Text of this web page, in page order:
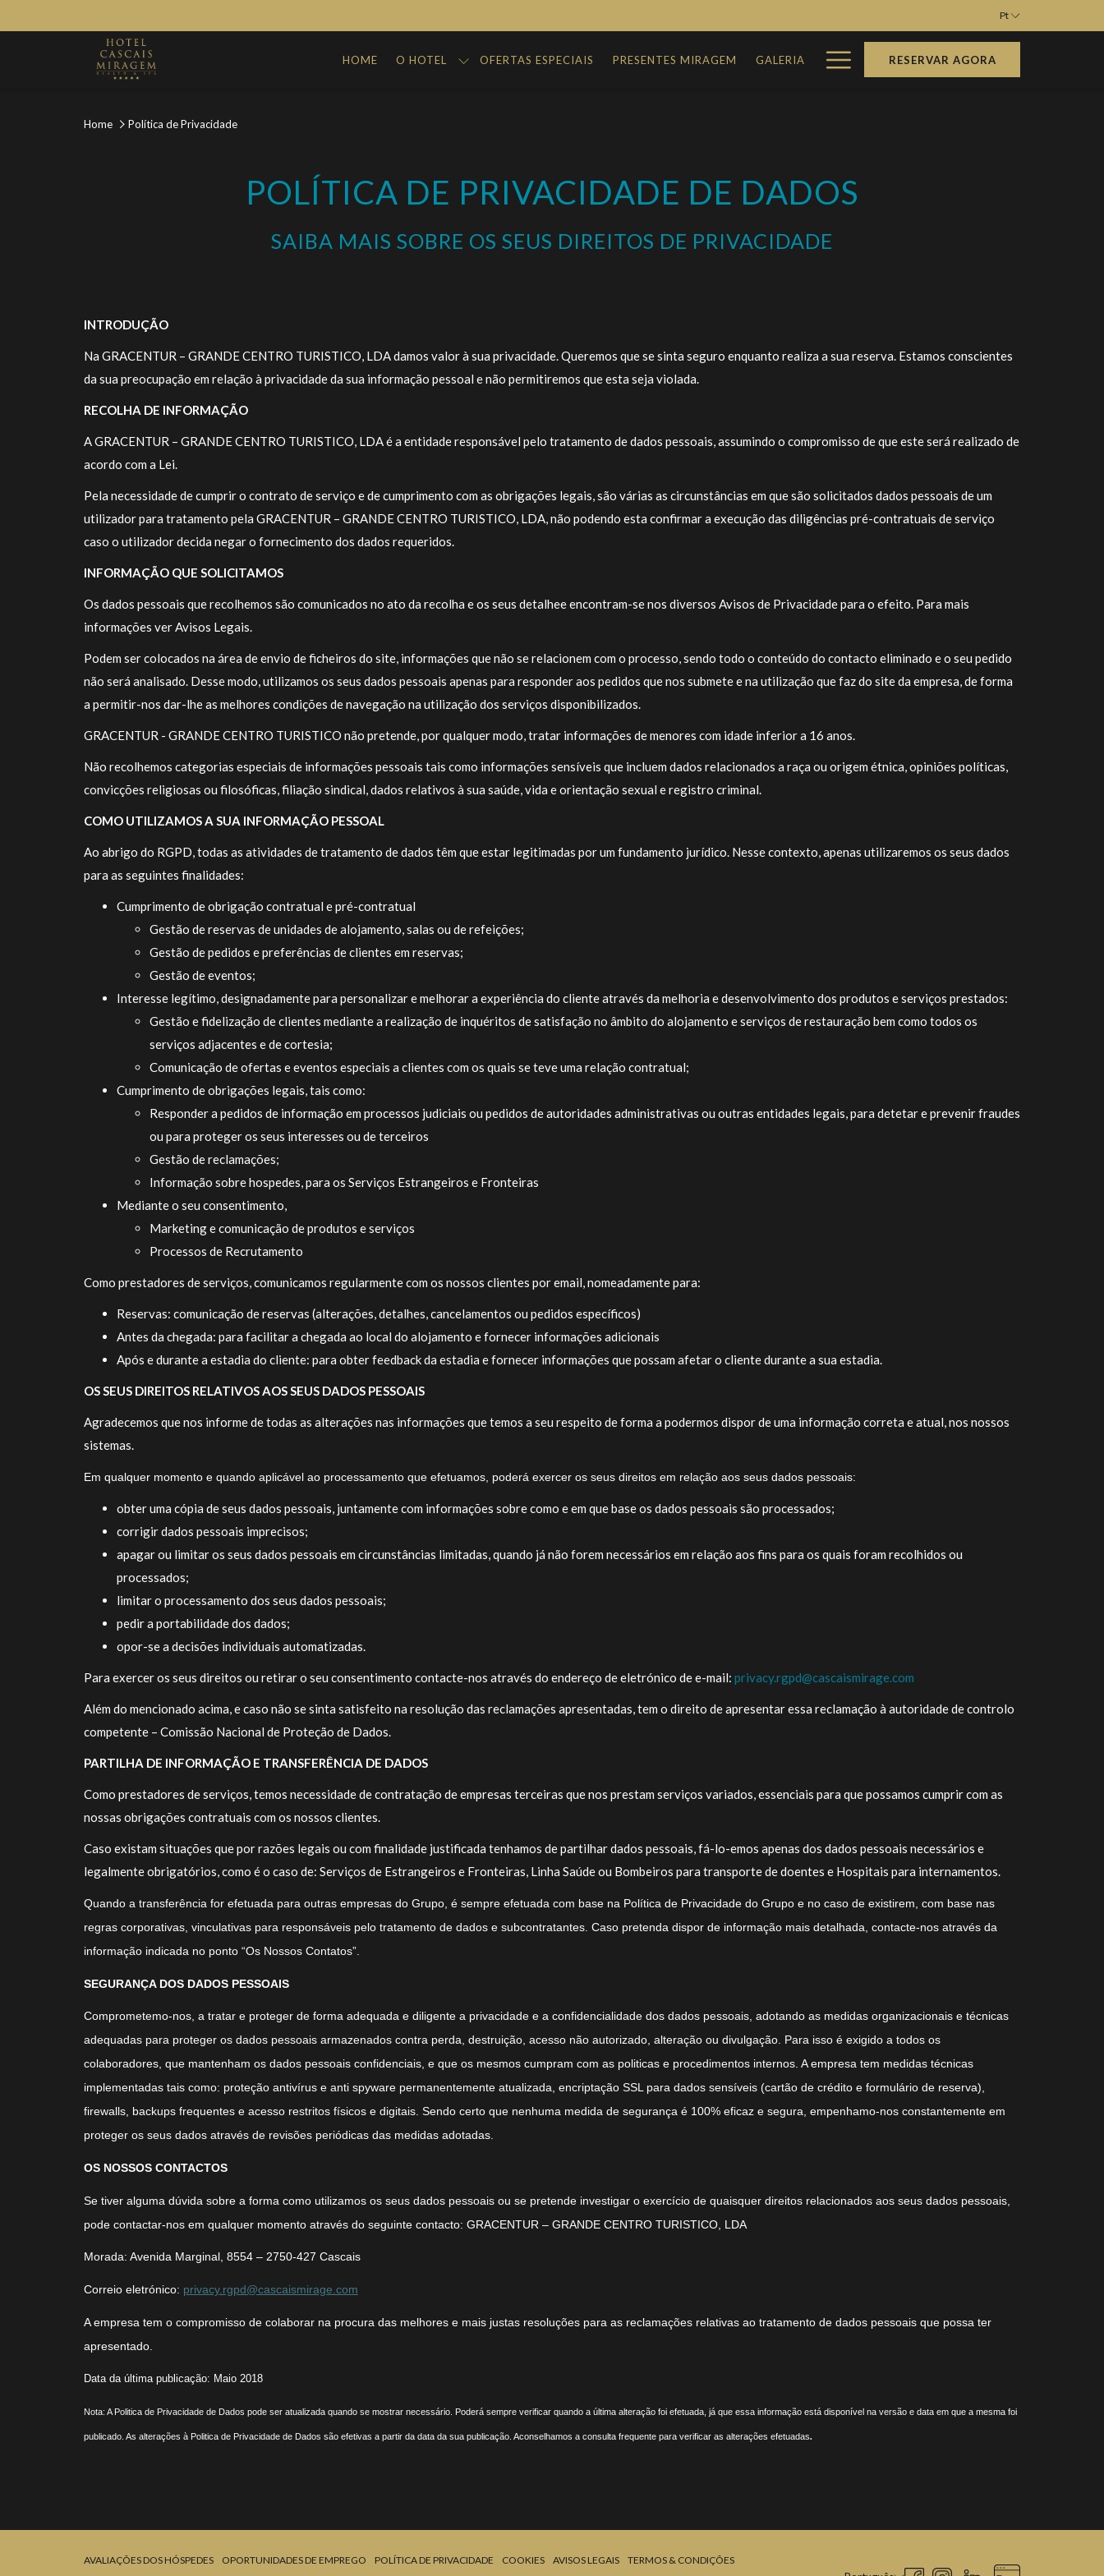
Pt
HOME O HOTEL OFERTAS ESPECIAIS PRESENTES MIRAGEM GALERIA Hamburger
Menu
RESERVAR AGORA
Home Política de Privacidade
POLÍTICA DE PRIVACIDADE DE DADOS
SAIBA MAIS SOBRE OS SEUS DIREITOS DE PRIVACIDADE
INTRODUÇÃO
Na GRACENTUR – GRANDE CENTRO TURISTICO, LDA damos valor à sua privacidade. Queremos que se sinta seguro enquanto realiza a sua reserva. Estamos conscientes
da sua preocupação em relação à privacidade da sua informação pessoal e não permitiremos que esta seja violada.
RECOLHA DE INFORMAÇÃO
A GRACENTUR – GRANDE CENTRO TURISTICO, LDA é a entidade responsável pelo tratamento de dados pessoais, assumindo o compromisso de que este será realizado de
acordo com a Lei.
Pela necessidade de cumprir o contrato de serviço e de cumprimento com as obrigações legais, são várias as circunstâncias em que são solicitados dados pessoais de um
utilizador para tratamento pela GRACENTUR – GRANDE CENTRO TURISTICO, LDA, não podendo esta confirmar a execução das diligências pré-contratuais de serviço
caso o utilizador decida negar o fornecimento dos dados requeridos.
INFORMAÇÃO QUE SOLICITAMOS
Os dados pessoais que recolhemos são comunicados no ato da recolha e os seus detalhee encontram-se nos diversos Avisos de Privacidade para o efeito. Para mais
informações ver Avisos Legais.
Podem ser colocados na área de envio de ficheiros do site, informações que não se relacionem com o processo, sendo todo o conteúdo do contacto eliminado e o seu pedido
não será analisado. Desse modo, utilizamos os seus dados pessoais apenas para responder aos pedidos que nos submete e na utilização que faz do site da empresa, de forma
a permitir-nos dar-lhe as melhores condições de navegação na utilização dos serviços disponibilizados.
GRACENTUR - GRANDE CENTRO TURISTICO não pretende, por qualquer modo, tratar informações de menores com idade inferior a 16 anos.
Não recolhemos categorias especiais de informações pessoais tais como informações sensíveis que incluem dados relacionados a raça ou origem étnica, opiniões políticas,
convicções religiosas ou filosóficas, filiação sindical, dados relativos à sua saúde, vida e orientação sexual e registro criminal.
COMO UTILIZAMOS A SUA INFORMAÇÃO PESSOAL
Ao abrigo do RGPD, todas as atividades de tratamento de dados têm que estar legitimadas por um fundamento jurídico. Nesse contexto, apenas utilizaremos os seus dados
para as seguintes finalidades:
Cumprimento de obrigação contratual e pré-contratual
Gestão de reservas de unidades de alojamento, salas ou de refeições;
Gestão de pedidos e preferências de clientes em reservas;
Gestão de eventos;
Interesse legítimo, designadamente para personalizar e melhorar a experiência do cliente através da melhoria e desenvolvimento dos produtos e serviços prestados:
Gestão e fidelização de clientes mediante a realização de inquéritos de satisfação no âmbito do alojamento e serviços de restauração bem como todos os
serviços adjacentes e de cortesia;
Comunicação de ofertas e eventos especiais a clientes com os quais se teve uma relação contratual;
Cumprimento de obrigações legais, tais como:
Responder a pedidos de informação em processos judiciais ou pedidos de autoridades administrativas ou outras entidades legais, para detetar e prevenir fraudes
ou para proteger os seus interesses ou de terceiros
Gestão de reclamações;
Informação sobre hospedes, para os Serviços Estrangeiros e Fronteiras
Mediante o seu consentimento,
Marketing e comunicação de produtos e serviços
Processos de Recrutamento
Como prestadores de serviços, comunicamos regularmente com os nossos clientes por email, nomeadamente para:
Reservas: comunicação de reservas (alterações, detalhes, cancelamentos ou pedidos específicos)
Antes da chegada: para facilitar a chegada ao local do alojamento e fornecer informações adicionais
Após e durante a estadia do cliente: para obter feedback da estadia e fornecer informações que possam afetar o cliente durante a sua estadia.
OS SEUS DIREITOS RELATIVOS AOS SEUS DADOS PESSOAIS
Agradecemos que nos informe de todas as alterações nas informações que temos a seu respeito de forma a podermos dispor de uma informação correta e atual, nos nossos
sistemas.
Em qualquer momento e quando aplicável ao processamento que efetuamos, poderá exercer os seus direitos em relação aos seus dados pessoais:
obter uma cópia de seus dados pessoais, juntamente com informações sobre como e em que base os dados pessoais são processados;
corrigir dados pessoais imprecisos;
apagar ou limitar os seus dados pessoais em circunstâncias limitadas, quando já não forem necessários em relação aos fins para os quais foram recolhidos ou
processados;
limitar o processamento dos seus dados pessoais;
pedir a portabilidade dos dados;
opor-se a decisões individuais automatizadas.
Para exercer os seus direitos ou retirar o seu consentimento contacte-nos através do endereço de eletrónico de e-mail: privacy.rgpd@cascaismirage.com
Além do mencionado acima, e caso não se sinta satisfeito na resolução das reclamações apresentadas, tem o direito de apresentar essa reclamação à autoridade de controlo
competente – Comissão Nacional de Proteção de Dados.
PARTILHA DE INFORMAÇÃO E TRANSFERÊNCIA DE DADOS
Como prestadores de serviços, temos necessidade de contratação de empresas terceiras que nos prestam serviços variados, essenciais para que possamos cumprir com as
nossas obrigações contratuais com os nossos clientes.
Caso existam situações que por razões legais ou com finalidade justificada tenhamos de partilhar dados pessoais, fá-lo-emos apenas dos dados pessoais necessários e
legalmente obrigatórios, como é o caso de: Serviços de Estrangeiros e Fronteiras, Linha Saúde ou Bombeiros para transporte de doentes e Hospitais para internamentos.
Quando a transferência for efetuada para outras empresas do Grupo, é sempre efetuada com base na Política de Privacidade do Grupo e no caso de existirem, com base nas
regras corporativas, vinculativas para responsáveis pelo tratamento de dados e subcontratantes. Caso pretenda dispor de informação mais detalhada, contacte-nos através da
informação indicada no ponto “Os Nossos Contatos”.
SEGURANÇA DOS DADOS PESSOAIS
Comprometemo-nos, a tratar e proteger de forma adequada e diligente a privacidade e a confidencialidade dos dados pessoais, adotando as medidas organizacionais e técnicas
adequadas para proteger os dados pessoais armazenados contra perda, destruição, acesso não autorizado, alteração ou divulgação. Para isso é exigido a todos os
colaboradores, que mantenham os dados pessoais confidenciais, e que os mesmos cumpram com as politicas e procedimentos internos. A empresa tem medidas técnicas
implementadas tais como: proteção antivírus e anti spyware permanentemente atualizada, encriptação SSL para dados sensíveis (cartão de crédito e formulário de reserva),
firewalls, backups frequentes e acesso restritos físicos e digitais. Sendo certo que nenhuma medida de segurança é 100% eficaz e segura, empenhamo-nos constantemente em
proteger os seus dados através de revisões periódicas das medidas adotadas.
OS NOSSOS CONTACTOS
Se tiver alguma dúvida sobre a forma como utilizamos os seus dados pessoais ou se pretende investigar o exercício de quaisquer direitos relacionados aos seus dados pessoais,
pode contactar-nos em qualquer momento através do seguinte contacto: GRACENTUR – GRANDE CENTRO TURISTICO, LDA
Morada: Avenida Marginal, 8554 – 2750-427 Cascais
Correio eletrónico: privacy.rgpd@cascaismirage.com
A empresa tem o compromisso de colaborar na procura das melhores e mais justas resoluções para as reclamações relativas ao tratamento de dados pessoais que possa ter
apresentado.
Data da última publicação: Maio 2018
Nota: A Politica de Privacidade de Dados pode ser atualizada quando se mostrar necessário. Poderá sempre verificar quando a última alteração foi efetuada, já que essa informação está disponível na versão e data em que a mesma foi
publicado. As alterações à Politica de Privacidade de Dados são efetivas a partir da data da sua publicação. Aconselhamos a consulta frequente para verificar as alterações efetuadas.
AVALIAÇÕES DOS HÓSPEDES OPORTUNIDADES DE EMPREGO POLÍTICA DE PRIVACIDADE COOKIES AVISOS LEGAIS TERMOS & CONDIÇÕES